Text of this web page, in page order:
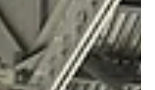
Untersucht wurden Auswirkungen auf
und Sicherheit. Die Ergebnisse zeigen
Alltagsbelastbarkeit und ein sehr gutes
als ergänzende Therapieoption weiter